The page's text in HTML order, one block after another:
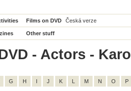
Films on DVD Česká verze
Other stuff
- Actors -
G H I J K L M N O P